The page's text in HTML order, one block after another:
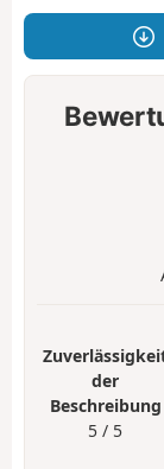
der
Beschreibung
5 / 5